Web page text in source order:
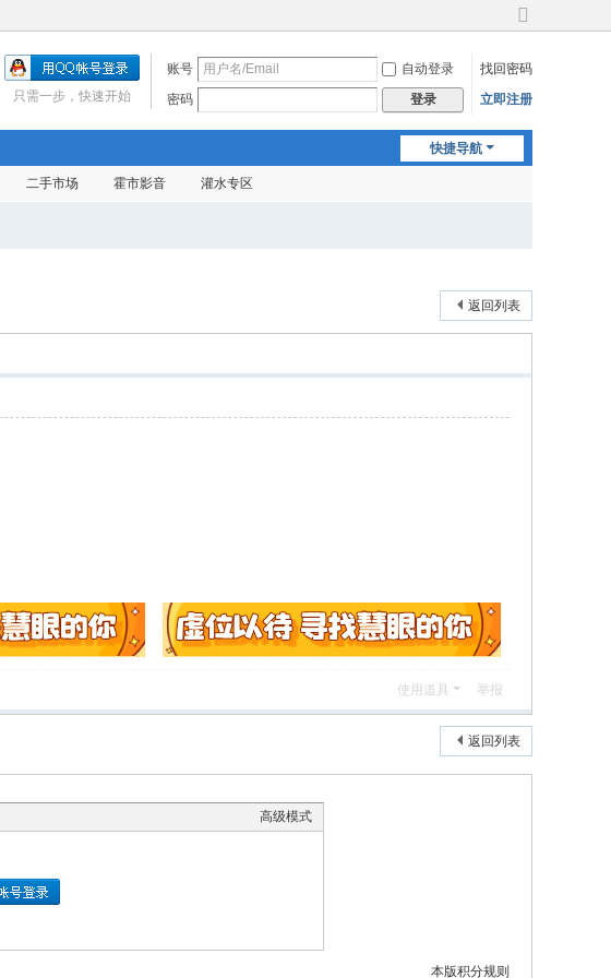
切
到
宽
账号 自动登录
找回密码
密码
登录 立即注册
只需一步，快速开始
快捷导航
二手市场 霍市影音 灌水专区
返回列表
使用道具 举报
返回列表
高级模式
本版积分规则